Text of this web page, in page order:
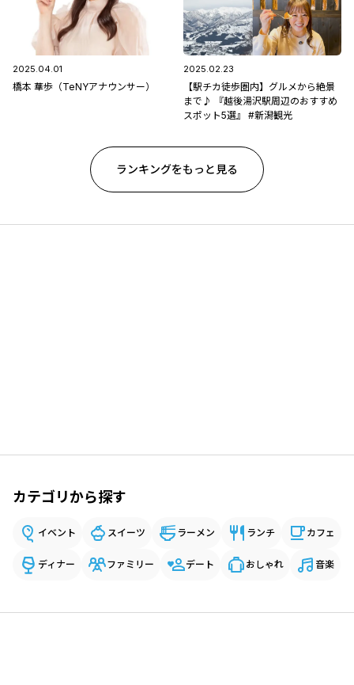
2025.04.01
橋本 華歩（TeNYアナウンサー）
2025.02.23
【駅チカ徒歩圏内】グルメから絶景
まで♪ 『越後湯沢駅周辺のおすすめ
スポット5選』 #新潟観光
ランキングをもっと見る
カテゴリから探す
イベント スイーツ ラーメン ランチ カフェ
ディナー ファミリー デート おしゃれ 音楽